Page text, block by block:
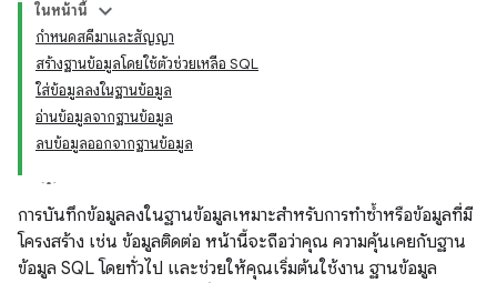
ในหน้านี้
กำหนดสคีมาและสัญญา
สร้างฐานข้อมูลโดยใช้ตัวช่วยเหลือ SQL
ใส่ข้อมูลลงในฐานข้อมูล
อ่านข้อมูลจากฐานข้อมูล
ลบข้อมูลออกจากฐานข้อมูล
การบันทึกข้อมูลลงในฐานข้อมูลเหมาะสำหรับการทำซ้ำหรือข้อมูลที่มี
โครงสร้าง เช่น ข้อมูลติดต่อ หน้านี้จะถือว่าคุณ ความคุ้นเคยกับฐาน
ข้อมูล SQL โดยทั่วไป และช่วยให้คุณเริ่มต้นใช้งาน ฐานข้อมูล